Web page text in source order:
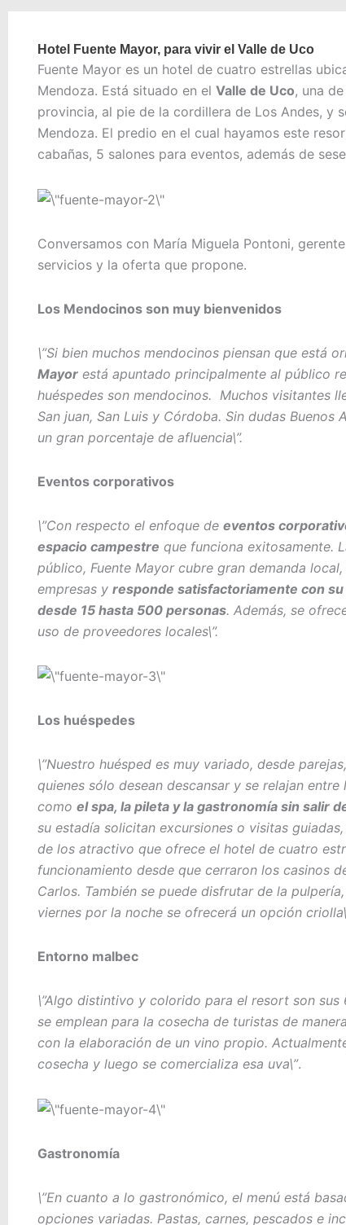
Hotel Fuente Mayor, para vivir el Valle de Uco
Fuente Mayor es un hotel de cuatro estrellas
Mendoza. Está situado en el Valle de Uco, una
provincia, al pie de la cordillera de Los Andes, y
Mendoza. El predio en el cual hayamos este
cabañas, 5 salones para eventos, además de
Conversamos con María Miguela Pontoni,
servicios y la oferta que propone.
Los Mendocinos son muy bienvenidos
\”Si bien muchos mendocinos piensan que está
Mayorestá apuntado principalmente al público
huéspedes son mendocinos. Muchos visitantes
San juan, San Luis y Córdoba. Sin dudas
un gran porcentaje de afluencia\”.
Eventos corporativos
\”Con respecto el enfoque de eventos
espacio campestre que funciona exitosamente.
público, Fuente Mayor cubre gran demanda
empresas y responde satisfactoriamente con
desde 15 hasta 500 personas. Además, se
uso de proveedores locales\”.
Los huéspedes
\”Nuestro huésped es muy variado, desde
quienes sólo desean descansar y se relajan
como el spa, la pileta y la gastronomía sin salir
su estadía solicitan excursiones o visitas
de los atractivo que ofrece el hotel de cuatro
funcionamiento desde que cerraron los casinos
Carlos. También se puede disfrutar de la
viernes por la noche se ofrecerá un opción
Entorno malbec
\”Algo distintivo y colorido para el resort son
se emplean para la cosecha de turistas de
con la elaboración de un vino propio.
cosecha y luego se comercializa esa uva\”.
Gastronomía
\”En cuanto a lo gastronómico, el menú está
opciones variadas. Pastas, carnes, pescados e